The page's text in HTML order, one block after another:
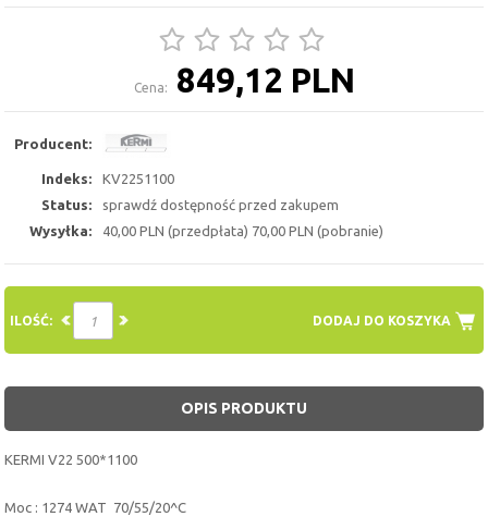
Cena: 849,12 PLN
Producent:
Indeks:
KV2251100
Status:
sprawdź dostępność przed zakupem
Wysyłka:
40,00 PLN (przedpłata) 70,00 PLN (pobranie)
DODAJ DO KOSZYKA
ILOŚĆ:
OPIS PRODUKTU
KERMI V22 500*1100
Moc : 1274 WAT 70/55/20^C